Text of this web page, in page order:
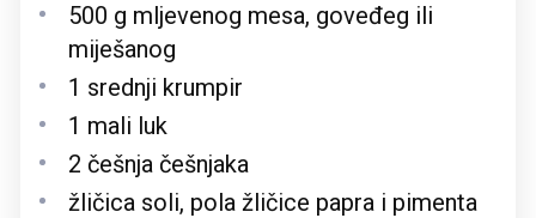
500 g mljevenog mesa, goveđeg ili
miješanog
1 srednji krumpir
1 mali luk
2 češnja češnjaka
žličica soli, pola žličice papra i pimenta